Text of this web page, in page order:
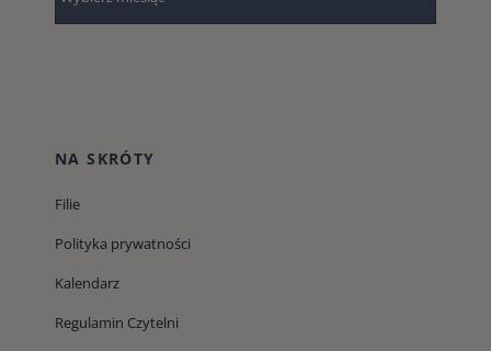
NA SKRÓTY
Filie
Polityka prywatności
Kalendarz
Regulamin Czytelni